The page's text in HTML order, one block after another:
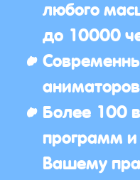
любого
до 10000
Более 100
программ
Вашему